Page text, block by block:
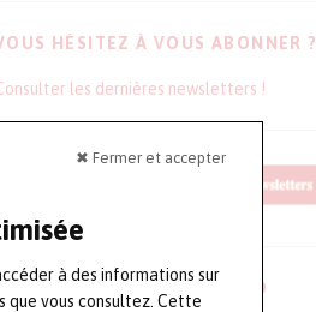
✖ Fermer et accepter
à des informations sur
que vous consultez. Cette
HÉSITEZ À VOUS ABONNER ?
les dernières newsletters !
NOS CONFÉRENCES EN VIDÉO